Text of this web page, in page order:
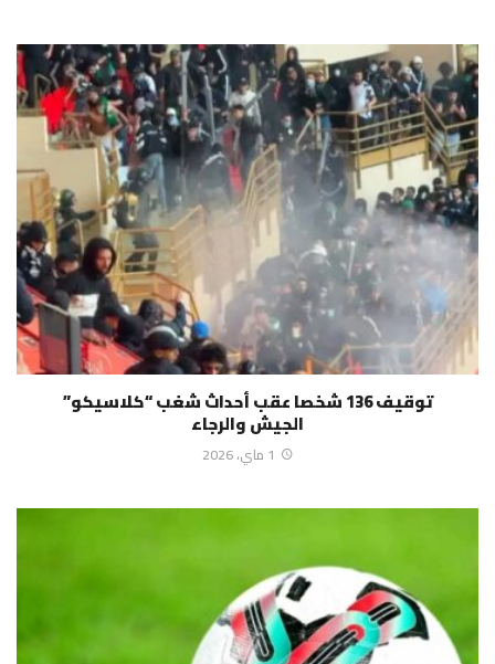
توقيف 136 شخصا عقب أحداث شغب “كلاسيكو”
الجيش والرجاء
1 ماي، 2026